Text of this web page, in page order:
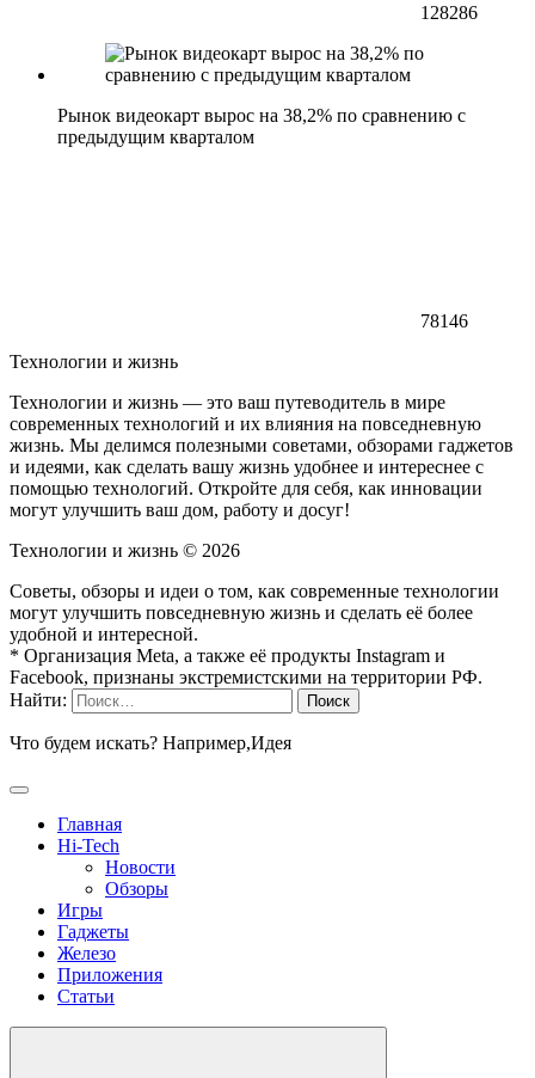
128286
Рынок видеокарт вырос на 38,2% по сравнению с
предыдущим кварталом
78146
Технологии и жизнь
Технологии и жизнь — это ваш путеводитель в мире
современных технологий и их влияния на повседневную
жизнь. Мы делимся полезными советами, обзорами гаджетов
и идеями, как сделать вашу жизнь удобнее и интереснее с
помощью технологий. Откройте для себя, как инновации
могут улучшить ваш дом, работу и досуг!
Технологии и жизнь © 2026
Советы, обзоры и идеи о том, как современные технологии
могут улучшить повседневную жизнь и сделать её более
удобной и интересной.
* Организация Meta, а также её продукты Instagram и
Facebook, признаны экстремистскими на территории РФ.
Найти:
Что будем искать? Например,Идея
Главная
Hi-Tech
Новости
Обзоры
Игры
Гаджеты
Железо
Приложения
Статьи